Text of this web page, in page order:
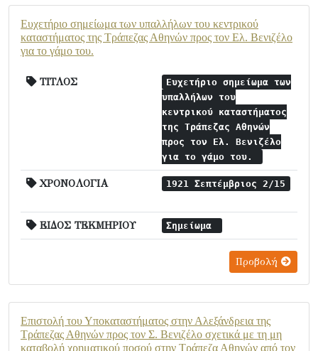
Ευχετήριο σημείωμα των υπαλλήλων του κεντρικού
καταστήματος της Τράπεζας Αθηνών προς τον Ελ. Βενιζέλο
για το γάμο του.
ΤΙΤΛΟΣ
Ευχετήριο σημείωμα των
υπαλλήλων του
κεντρικού καταστήματος
της Τράπεζας Αθηνών
προς τον Ελ. Βενιζέλο
για το γάμο του.
ΧΡΟΝΟΛΟΓΙΑ 1921 Σεπτέμβριος 2/15
ΕΙΔΟΣ ΤΕΚΜΗΡΙΟΥ Σημείωμα
Προβολή
Επιστολή του Υποκαταστήματος στην Αλεξάνδρεια της
Τράπεζας Αθηνών προς τον Σ. Βενιζέλο σχετικά με τη μη
καταβολή χρηματικού ποσού στην Τράπεζα Αθηνών από τον